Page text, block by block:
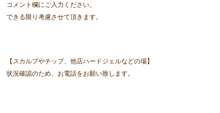
コメント欄にご入力ください。
できる限り考慮させて頂きます。
【スカルプやチップ、他店ハードジェルなどの場】
状況確認のため、お電話をお願い致します。